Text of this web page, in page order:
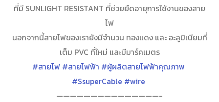
ที่มี SUNLIGHT RESISTANT ที่ช่วยยืดอายุการใช้งานของสาย
ไฟ
นอกจากนี้สายไฟของเรายังมีจำนวน ทองแดง และ อะลูมิเนียมที่
เต็ม PVC ที่ใหม่ และมีมาร์คเมตร
#สายไฟ #สายไฟฟ้า #ผู้ผลิตสายไฟฟ้าคุณภาพ
#SsuperCable #wire
———————————————-